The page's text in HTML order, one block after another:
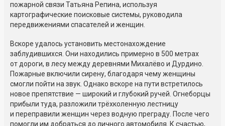
пожарной связи Татьяна Репина, используя
картографические поисковые системы, руководила
передвижениями спасателей и женщин.
Вскоре удалось установить местонахождение
заблудившихся. Они находились примерно в 500 метрах
от дороги, в лесу между деревнями Михалёво и Дурдино.
Пожарные включили сирену, благодаря чему женщины
смогли пойти на звук. Однако вскоре на пути встретилось
новое препятствие — широкий и глубокий ручей. Огнеборцы
прибыли туда, разложили трёхколенную лестницу
и переправили женщин через водную преграду. После чего
помогли им добраться до личного автомобиля. К счастью,